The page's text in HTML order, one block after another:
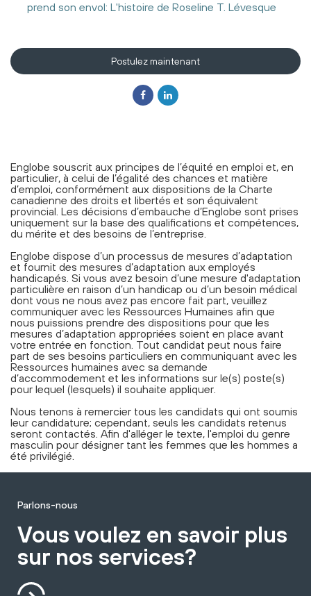
prend son envol: L'histoire de Roseline T. Lévesque
Postulez maintenant
Englobe souscrit aux principes de l’équité en emploi et, en
particulier, à celui de l’égalité des chances et matière
d’emploi, conformément aux dispositions de la Charte
canadienne des droits et libertés et son équivalent
provincial. Les décisions d’embauche d’Englobe sont prises
uniquement sur la base des qualifications et compétences,
du mérite et des besoins de l’entreprise.
Englobe dispose d’un processus de mesures d’adaptation
et fournit des mesures d’adaptation aux employés
handicapés. Si vous avez besoin d’une mesure d'adaptation
particulière en raison d’un handicap ou d’un besoin médical
dont vous ne nous avez pas encore fait part, veuillez
communiquer avec les Ressources Humaines afin que
nous puissions prendre des dispositions pour que les
mesures d’adaptation appropriées soient en place avant
votre entrée en fonction. Tout candidat peut nous faire
part de ses besoins particuliers en communiquant avec les
Ressources humaines avec sa demande
d’accommodement et les informations sur le(s) poste(s)
pour lequel (lesquels) il souhaite appliquer.
Nous tenons à remercier tous les candidats qui ont soumis
leur candidature; cependant, seuls les candidats retenus
seront contactés. Afin d'alléger le texte, l'emploi du genre
masculin pour désigner tant les femmes que les hommes a
été privilégié.
Parlons-nous
Vous voulez en savoir plus
sur nos services?